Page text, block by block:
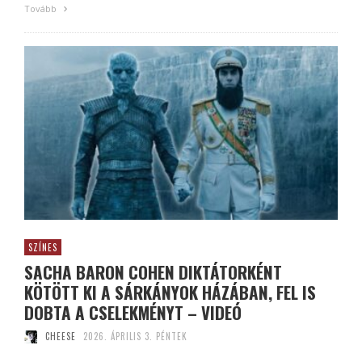
Tovább
SZÍNES
SACHA BARON COHEN DIKTÁTORKÉNT
KÖTÖTT KI A SÁRKÁNYOK HÁZÁBAN, FEL IS
DOBTA A CSELEKMÉNYT – VIDEÓ
CHEESE 2026. ÁPRILIS 3. PÉNTEK